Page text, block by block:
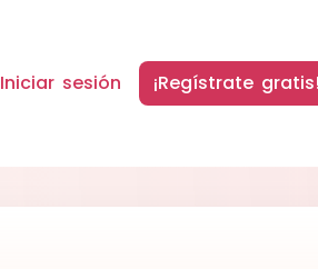
Iniciar sesión ¡Regístrate gratis!